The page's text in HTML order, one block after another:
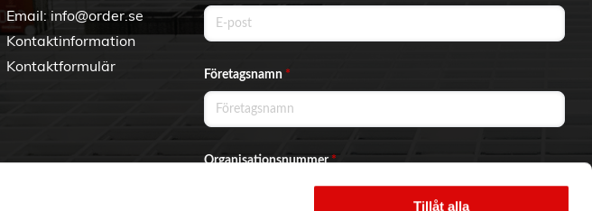
Tillåt alla
Email: info@order.se
Kontaktinformation
Kontaktformulär
Företagsnamn *
Organisationsnummer*